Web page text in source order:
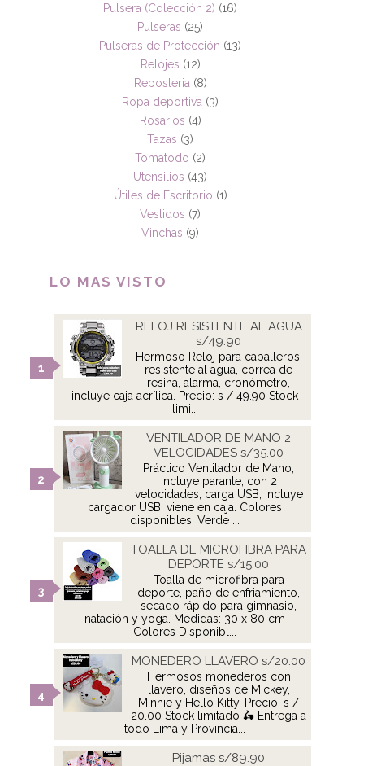
Pulsera (Colección 2) (16)
Pulseras (25)
Pulseras de Protección (13)
Relojes (12)
Reposteria (8)
Ropa deportiva (3)
Rosarios (4)
Tazas (3)
Tomatodo (2)
Utensilios (43)
Útiles de Escritorio (1)
Vestidos (7)
Vinchas (9)
LO MAS VISTO
RELOJ RESISTENTE AL AGUA
s/49.90
Hermoso Reloj para caballeros,
resistente al agua, correa de
resina, alarma, cronómetro,
incluye caja acrílica. Precio: s / 49.90 Stock
limi...
VENTILADOR DE MANO 2
VELOCIDADES s/35.00
Práctico Ventilador de Mano,
incluye parante, con 2
velocidades, carga USB, incluye
cargador USB, viene en caja. Colores
disponibles: Verde ...
TOALLA DE MICROFIBRA PARA
DEPORTE s/15.00
Toalla de microfibra para
deporte, paño de enfriamiento,
secado rápido para gimnasio,
natación y yoga. Medidas: 30 x 80 cm
Colores Disponibl...
MONEDERO LLAVERO s/20.00
Hermosos monederos con
llavero, diseños de Mickey,
Minnie y Hello Kitty. Precio: s /
20.00 Stock limitado 🛵 Entrega a
todo Lima y Provincia...
Pijamas s/89.90